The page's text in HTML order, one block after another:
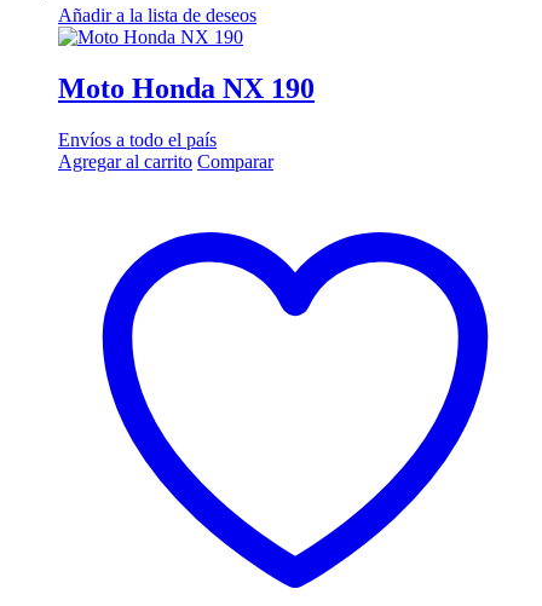
Añadir a la lista de deseos
Moto Honda NX 190
Envíos a todo el país
Agregar al carrito Comparar